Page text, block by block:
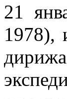
21
1978),